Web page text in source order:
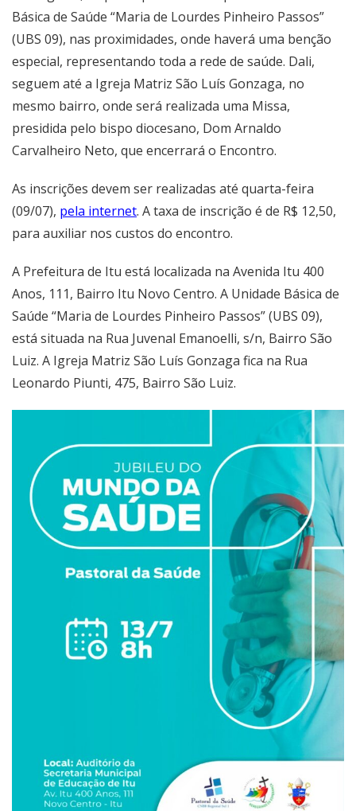
Básica de Saúde “Maria de Lourdes Pinheiro Passos”
(UBS 09), nas proximidades, onde haverá uma benção
especial, representando toda a rede de saúde. Dali,
seguem até a Igreja Matriz São Luís Gonzaga, no
mesmo bairro, onde será realizada uma Missa,
presidida pelo bispo diocesano, Dom Arnaldo
Carvalheiro Neto, que encerrará o Encontro.
As inscrições devem ser realizadas até quarta-feira
(09/07), pela internet. A taxa de inscrição é de R$ 12,50,
para auxiliar nos custos do encontro.
A Prefeitura de Itu está localizada na Avenida Itu 400
Anos, 111, Bairro Itu Novo Centro. A Unidade Básica de
Saúde “Maria de Lourdes Pinheiro Passos” (UBS 09),
está situada na Rua Juvenal Emanoelli, s/n, Bairro São
Luiz. A Igreja Matriz São Luís Gonzaga fica na Rua
Leonardo Piunti, 475, Bairro São Luiz.